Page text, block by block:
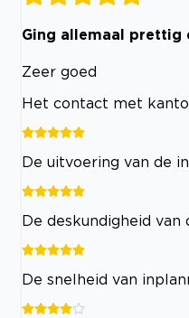
Ging allemaal prettig
Zeer goed
Het contact met
De uitvoering van de
De deskundigheid
De snelheid van